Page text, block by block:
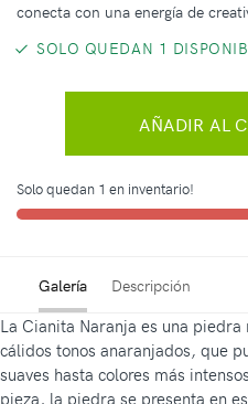
conecta con una energía de
SOLO QUEDAN 1
AÑADIR AL
Solo quedan 1 en inventario!
Galería Descripción
La Cianita Naranja es una
cálidos tonos anaranjados, que
suaves hasta colores más
pieza, la piedra se presenta en